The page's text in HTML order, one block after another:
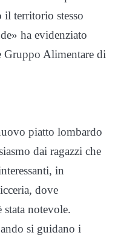
il territorio stesso
ha evidenziato
Gruppo Alimentare di
piatto lombardo
dai ragazzi che
in
dove
stata notevole.
si guidano i